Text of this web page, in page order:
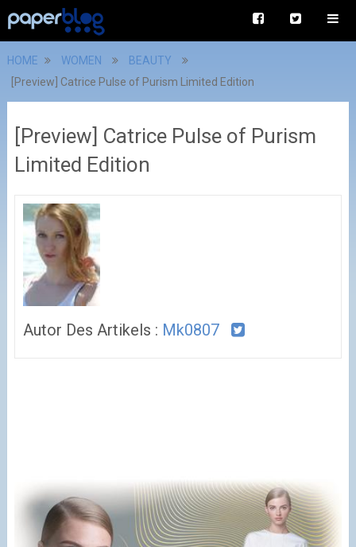
HOME WOMEN
BEAUTY
[Preview] Catrice Pulse of Purism Limited Edition
[Preview] Catrice Pulse of Purism
Limited Edition
Autor Des Artikels : Mk0807